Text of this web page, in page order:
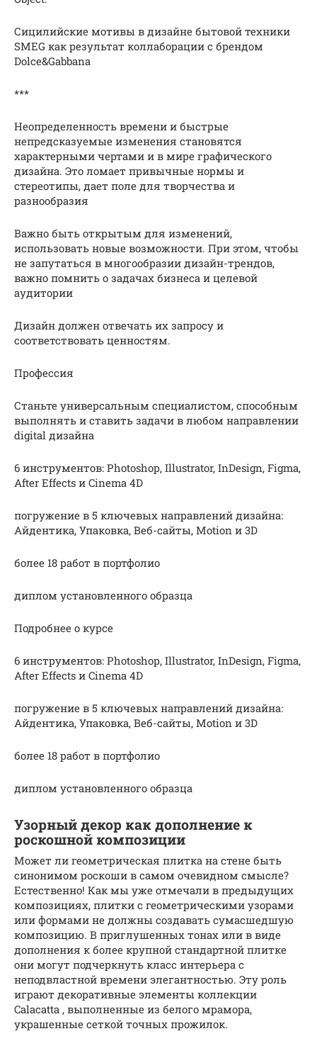
Сицилийские мотивы в дизайне бытовой техники
SMEG как результат коллаборации с брендом
Dolce&Gabbana
***
Неопределенность времени и быстрые
непредсказуемые изменения становятся
характерными чертами и в мире графического
дизайна. Это ломает привычные нормы и
стереотипы, дает поле для творчества и
разнообразия
Важно быть открытым для изменений,
использовать новые возможности. При этом, чтобы
не запутаться в многообразии дизайн-трендов,
важно помнить о задачах бизнеса и целевой
аудитории
Дизайн должен отвечать их запросу и
соответствовать ценностям.
Профессия
Станьте универсальным специалистом, способным
выполнять и ставить задачи в любом направлении
digital дизайна
6 инструментов: Photoshop, Illustrator, InDesign, Figma,
After Effects и Cinema 4D
погружение в 5 ключевых направлений дизайна:
Айдентика, Упаковка, Веб-сайты, Motion и 3D
более 18 работ в портфолио
диплом установленного образца
Подробнее о курсе
6 инструментов: Photoshop, Illustrator, InDesign, Figma,
After Effects и Cinema 4D
погружение в 5 ключевых направлений дизайна:
Айдентика, Упаковка, Веб-сайты, Motion и 3D
более 18 работ в портфолио
диплом установленного образца
Узорный декор как дополнение к
роскошной композиции
Может ли геометрическая плитка на стене быть
синонимом роскоши в самом очевидном смысле?
Естественно! Как мы уже отмечали в предыдущих
композициях, плитки с геометрическими узорами
или формами не должны создавать сумасшедшую
композицию. В приглушенных тонах или в виде
дополнения к более крупной стандартной плитке
они могут подчеркнуть класс интерьера с
неподвластной времени элегантностью. Эту роль
играют декоративные элементы коллекции
Calacatta , выполненные из белого мрамора,
украшенные сеткой точных прожилок.